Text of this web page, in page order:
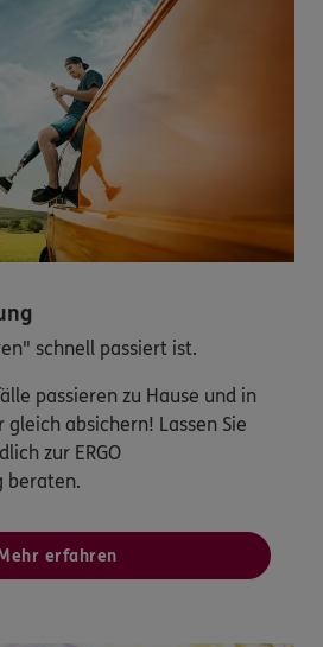
schnell passiert ist.
passieren zu Hause und in
gleich absichern! Lassen Sie
zur ERGO
beraten.
erfahren